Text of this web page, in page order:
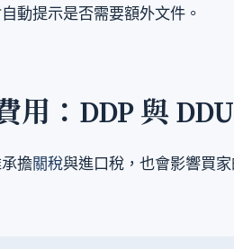
動提示是否需要額外文件。
用：DDP 與
擔關稅與進口稅，也會影響買